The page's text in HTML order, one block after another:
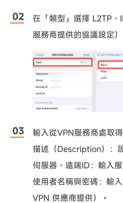
在「類型」選擇 L2TP
服務商提供的協議設定）
輸入從VPN服務商處取得
描述（Description）：
伺服器、遠端ID：輸入
使用者名稱與密碼：輸
VPN 供應商提供）。